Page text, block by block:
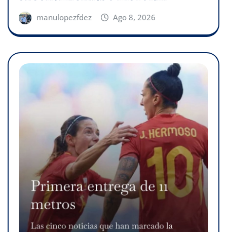
manulopezfdez Ago 8, 2026